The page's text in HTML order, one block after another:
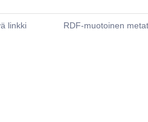
linkki
RDF-muotoinen